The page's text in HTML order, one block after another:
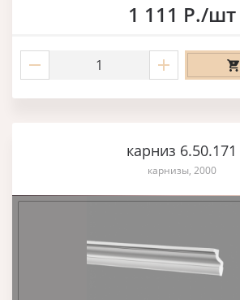
1 111 Р./шт
карниз 6.50.171
карнизы, 2000